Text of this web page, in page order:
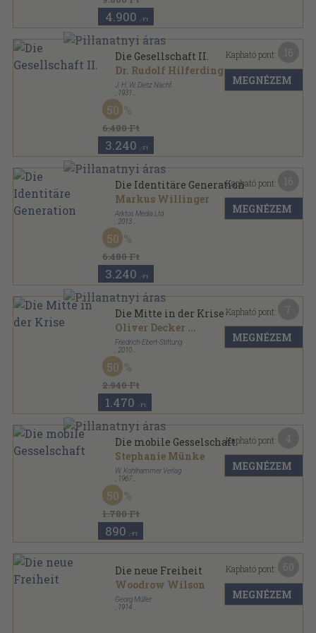
4.900 ,-Ft
Die Gesellschaft II.
Dr. Rudolf Hilferding
J. H. W. Dietz Nachf.
1931
Könyvkötői kötés
Die Gesellschaft sorozat
6.480 Ft
50
3.240 ,-Ft
Kapható pont:
MEGNÉZEM
Die Identitäre Generation
Markus Willinger
Arktos Media Ltd
2013
Ragasztott papírkötés
6.480 Ft
50
3.240 ,-Ft
Kapható pont:
MEGNÉZEM
Die Mitte in der Krise
Oliver Decker ...
Friedrich-Ebert-Stiftung
2010
Ragasztott papírkötés
2.940 Ft
50
1.470 ,-Ft
Kapható pont:
MEGNÉZEM
Die mobile Gesselschaft
Stephanie Münke
W. Kohlhammer Verlag
1967
Ragasztott papírkötés
1.780 Ft
50
890 ,-Ft
Kapható pont:
MEGNÉZEM
Die neue Freiheit
Woodrow Wilson
Georg Müller
1914
Kapható pont:
MEGNÉZEM